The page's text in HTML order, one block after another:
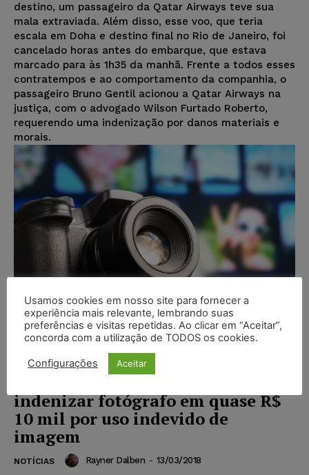
destino, um passageiro da Qatar Airways teve sua
mala extraviada. Além disso, esse voo, que teria
escala em Doha e destino final no Rio de Janeiro, foi
cancelado horas antes do embarque, que estava
marcado para às 1h35 da manhã. Frente a todos esses
contratempos e ao comportamento da companhia, o
passageiro Bruno Gentil acionou a Qatar Airways na
justiça, com o advogado Wilson Furtado Roberto,
requerendo uma indenização por danos materiais e
morais.
Associação Brasileira de
indenizar fotógrafo em quase R$
10 mil por uso indevido de
imagem
NOTÍCIAS Rayner Dalben - 13/03/2018
Usamos cookies em nosso site para fornecer a
experiência mais relevante, lembrando suas
preferências e visitas repetidas. Ao clicar em “Aceitar”,
concorda com a utilização de TODOS os cookies.
Configurações Aceitar